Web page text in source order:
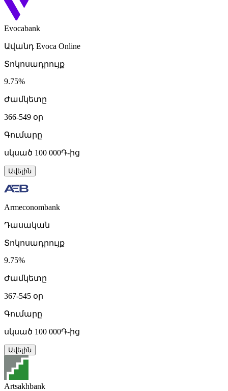
Evocabank
Ավանդ Evoca Online
Տոկոսադրույք
9.75%
Ժամկետը
366-549 օր
Գումարը
սկսած 100 000֏-ից
Ավելին
Armeconombank
Դասական
Տոկոսադրույք
9.75%
Ժամկետը
367-545 օր
Գումարը
սկսած 100 000֏-ից
Ավելին
Artsakhbank